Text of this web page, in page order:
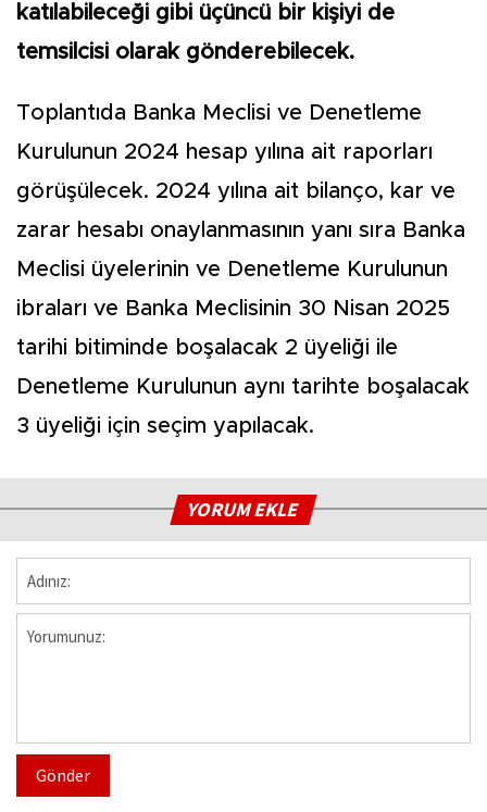
katılabileceği gibi üçüncü bir kişiyi de
temsilcisi olarak gönderebilecek.
Toplantıda Banka Meclisi ve Denetleme
Kurulunun 2024 hesap yılına ait raporları
görüşülecek. 2024 yılına ait bilanço, kar ve
zarar hesabı onaylanmasının yanı sıra Banka
Meclisi üyelerinin ve Denetleme Kurulunun
ibraları ve Banka Meclisinin 30 Nisan 2025
tarihi bitiminde boşalacak 2 üyeliği ile
Denetleme Kurulunun aynı tarihte boşalacak
3 üyeliği için seçim yapılacak.
YORUM EKLE
Gönder